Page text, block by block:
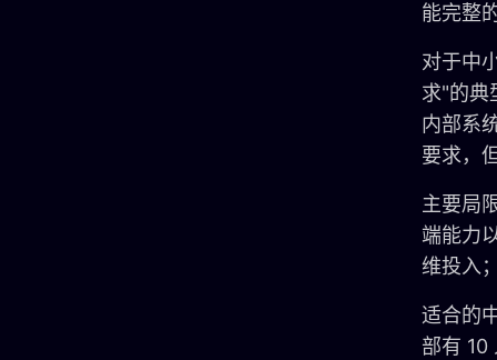
能完整
对于中
求"的典
内部系
要求，
主要局
端能力
维投入
适合的
部有 10